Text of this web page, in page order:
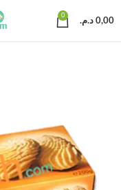
0
0,00 د.م.